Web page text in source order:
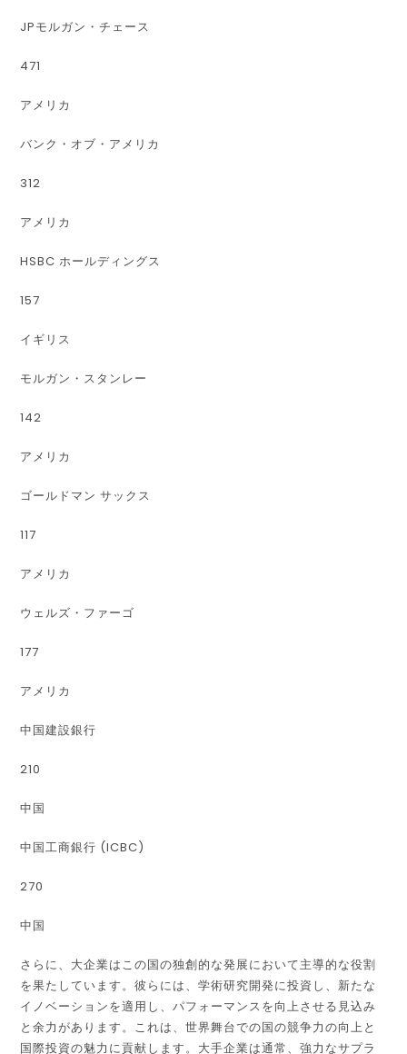
JPモルガン・チェース
471
アメリカ
バンク・オブ・アメリカ
312
アメリカ
HSBC ホールディングス
157
イギリス
モルガン・スタンレー
142
アメリカ
ゴールドマン サックス
117
アメリカ
ウェルズ・ファーゴ
177
アメリカ
中国建設銀行
210
中国
中国工商銀行 (ICBC)
270
中国
さらに、大企業はこの国の独創的な発展において主導的な役割
を果たしています。彼らには、学術研究開発に投資し、新たな
イノベーションを適用し、パフォーマンスを向上させる見込み
と余力があります。これは、世界舞台での国の競争力の向上と
国際投資の魅力に貢献します。大手企業は通常、強力なサプラ